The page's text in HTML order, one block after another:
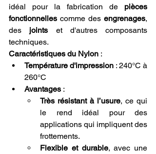
idéal pour la fabrication de pièces
fonctionnelles comme des engrenages,
des joints et d'autres composants
techniques.
Caractéristiques du Nylon :
Température d'impression : 240°C à
260°C
Avantages :
Très résistant à l’usure, ce qui
le rend idéal pour des
applications qui impliquent des
frottements.
Flexible et durable, avec une